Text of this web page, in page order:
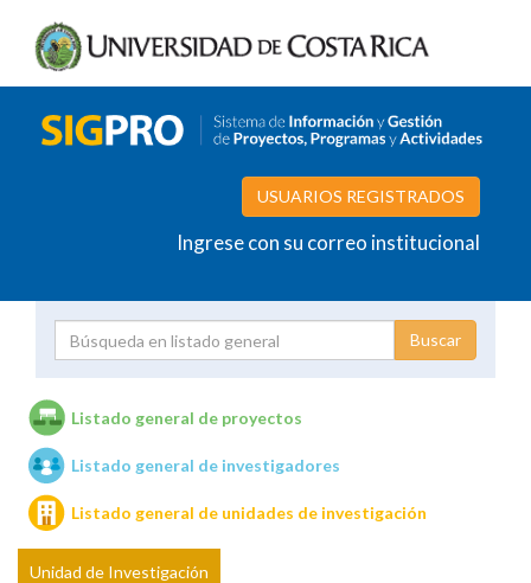
USUARIOS REGISTRADOS
Ingrese con su correo institucional
Unidades de investigación
Listado general de proyectos
Listado general de investigadores
Listado general de unidades de investigación
Unidad de Investigación